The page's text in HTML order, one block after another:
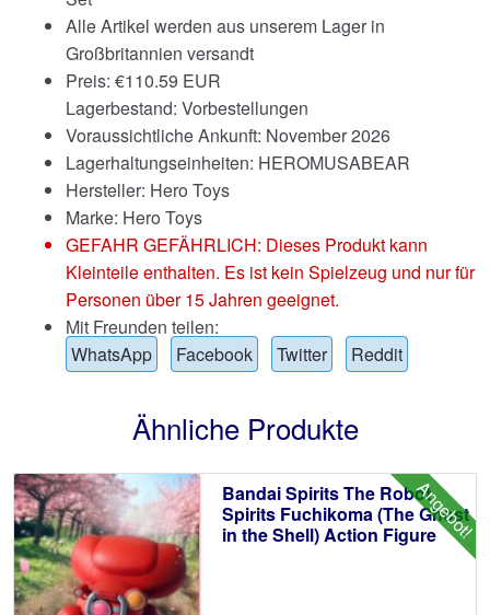
Alle Artikel werden aus unserem Lager in
Großbritannien versandt
Preis: €110.59 EUR
Lagerbestand: Vorbestellungen
Voraussichtliche Ankunft: November 2026
Lagerhaltungseinheiten: HEROMUSABEAR
Hersteller: Hero Toys
Marke: Hero Toys
GEFAHR GEFÄHRLICH: Dieses Produkt kann
Kleinteile enthalten. Es ist kein Spielzeug und nur für
Personen über 15 Jahren geeignet.
Mit Freunden teilen:
WhatsApp
Facebook Twitter Reddit
Ähnliche Produkte
Angebot!
Bandai Spirits The Robot
Spirits Fuchikoma (The Ghost
in the Shell) Action Figure